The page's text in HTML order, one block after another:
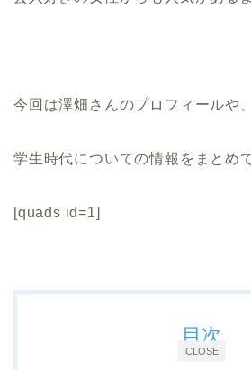
今回は澤畑さんのプロフィールや、
学生時代についての情報をまとめ
[quads id=1]
CLOSE
目次